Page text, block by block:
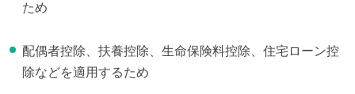
ため
配偶者控除、扶養控除、生命保険料控除、住宅ローン控
除などを適用するため